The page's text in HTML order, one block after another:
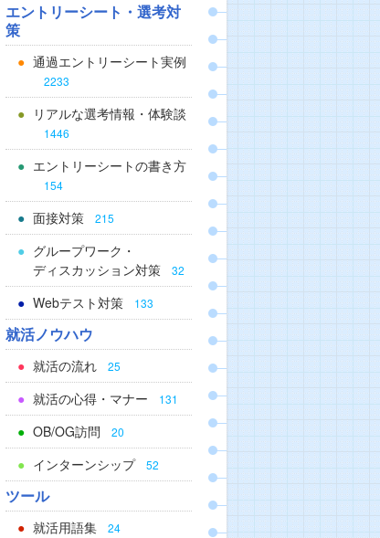
エントリーシート・選考対
策
通過エントリーシート実例
2233
リアルな選考情報・体験談
1446
エントリーシートの書き方
154
面接対策 215
グループワーク・
ディスカッション対策
32
Webテスト対策 133
就活ノウハウ
就活の流れ 25
就活の心得・マナー 131
OB/OG訪問 20
インターンシップ 52
ツール
就活用語集 24